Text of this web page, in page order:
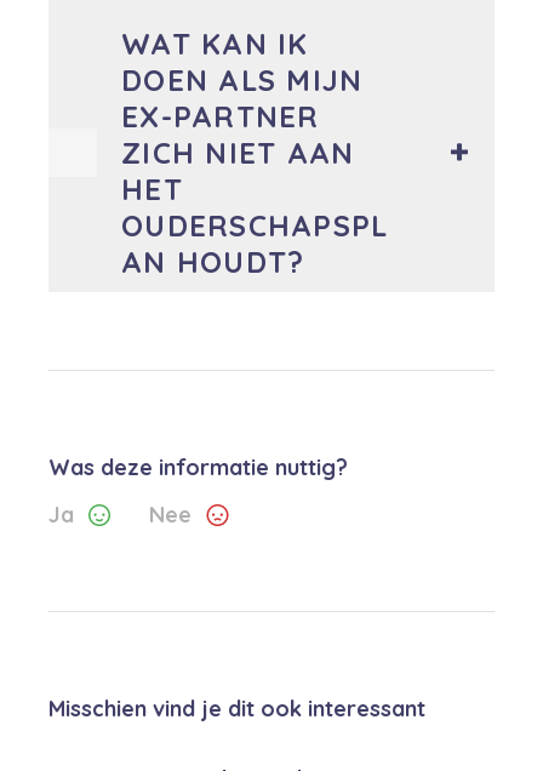
WAT KAN IK
DOEN ALS MIJN
EX-PARTNER
ZICH NIET AAN
HET
OUDERSCHAPSPL
AN HOUDT?
Was deze informatie nuttig?
Ja
Nee
Misschien vind je dit ook interessant